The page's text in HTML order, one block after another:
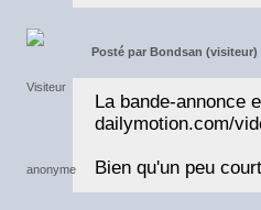
Posté par Bondsan (visiteur)
La bande-annonce
dailymotion.com/
Bien qu'un peu